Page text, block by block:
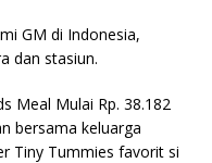
GM di Indonesia,
dan stasiun.
Meal Mulai Rp. 38.182
bersama keluarga
Tiny Tummies favorit si